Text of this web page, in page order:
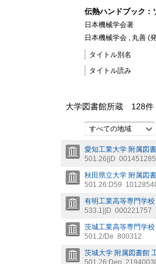
伝熱ハンドブック :
日本機械学会著
日本機械学会 , 丸善 (
タイトル別名
タイトル読み
大学図書館所蔵 128件
すべての地域
愛知工業大学 附属図
501.26||D 001451285
秋田県立大学 附属図
501.26:D59
有明工業高等専門学
533.1||D 000221757
茨城工業高等専門学
501.2/De 800312
茨城大学 附属図書館
501.26:Den